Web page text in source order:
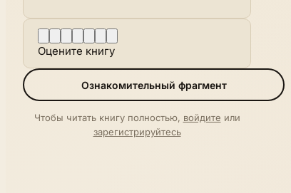
Оцените книгу
Ознакомительный фрагмент
Чтобы читать книгу полностью, войдите или
зарегистрируйтесь